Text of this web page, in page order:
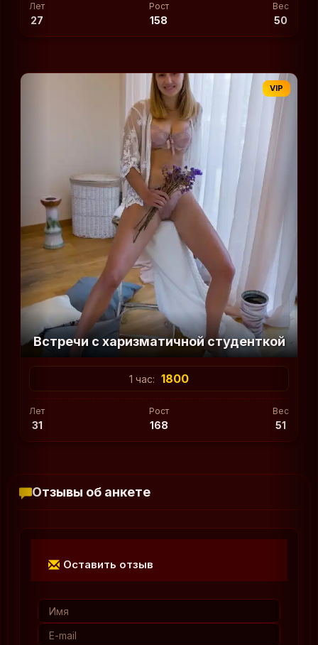
Лет
27
Рост
158
Вес
50
VIP
Встречи с харизматичной студенткой
1 час: 1800
Лет
31
Рост
168
Вес
51
Отзывы об анкете
Оставить отзыв